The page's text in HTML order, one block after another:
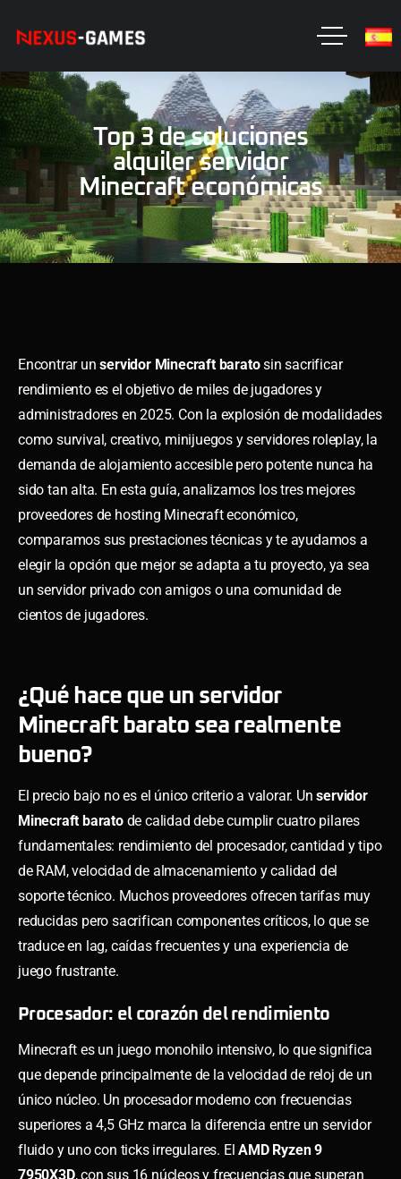
Top 3 de soluciones
alquiler servidor
Minecraft económicas
Encontrar unservidor Minecraft baratosin sacrificar
rendimiento es el objetivo de miles de jugadores y
administradores en 2025. Con la explosión de modalidades
como survival, creativo, minijuegos y servidores roleplay, la
demanda de alojamiento accesible pero potente nunca ha
sido tan alta. En esta guía, analizamos los tres mejores
proveedores de hosting Minecraft económico,
comparamos sus prestaciones técnicas y te ayudamos a
elegir la opción que mejor se adapta a tu proyecto, ya sea
un servidor privado con amigos o una comunidad de
cientos de jugadores.
¿Qué hace que un servidor
Minecraft barato sea realmente
bueno?
El precio bajo no es el único criterio a valorar. Unservidor
Minecraft baratode calidad debe cumplir cuatro pilares
fundamentales: rendimiento del procesador, cantidad y tipo
de RAM, velocidad de almacenamiento y calidad del
soporte técnico. Muchos proveedores ofrecen tarifas muy
reducidas pero sacrifican componentes críticos, lo que se
traduce en lag, caídas frecuentes y una experiencia de
juego frustrante.
Procesador: el corazón del rendimiento
Minecraft es un juego monohilo intensivo, lo que significa
que depende principalmente de la velocidad de reloj de un
único núcleo. Un procesador moderno con frecuencias
superiores a 4,5 GHz marca la diferencia entre un servidor
fluido y uno con ticks irregulares. ElAMD Ryzen 9
7950X3D, con sus 16 núcleos y frecuencias que superan